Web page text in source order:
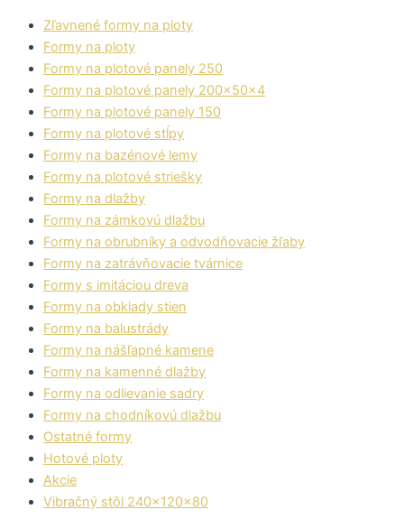
Zľavnené formy na ploty
Formy na ploty
Formy na plotové panely 250
Formy na plotové panely 200x50x4
Formy na plotové panely 150
Formy na plotové stĺpy
Formy na bazénové lemy
Formy na plotové striešky
Formy na dlažby
Formy na zámkovú dlažbu
Formy na obrubníky a odvodňovacie žľaby
Formy na zatrávňovacie tvárnice
Formy s imitáciou dreva
Formy na obklady stien
Formy na balustrády
Formy na nášľapné kamene
Formy na kamenné dlažby
Formy na odlievanie sadry
Formy na chodníkovú dlažbu
Ostatné formy
Hotové ploty
Akcie
Vibračný stôl 240x120x80